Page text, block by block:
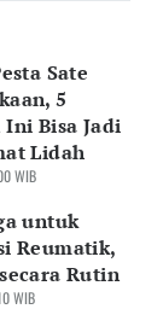
Sate
5
Bisa Jadi
Lidah
WIB
untuk
Reumatik,
Rutin
WIB